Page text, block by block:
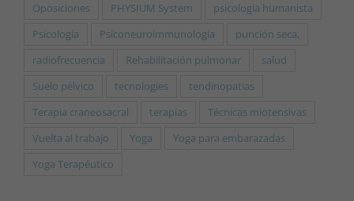
Oposiciones
PHYSIUM System
psicologia humanista
Psicología
Psiconeuroimmunologia
punción seca,
radiofrecuencia
Rehabilitación pulmonar
salud
Suelo pélvico
tecnologies
tendinopatias
Terapia craneosacral
terapias
Técnicas miotensivas
Vuelta al trabajo
Yoga
Yoga para embarazadas
Yoga Terapéutico